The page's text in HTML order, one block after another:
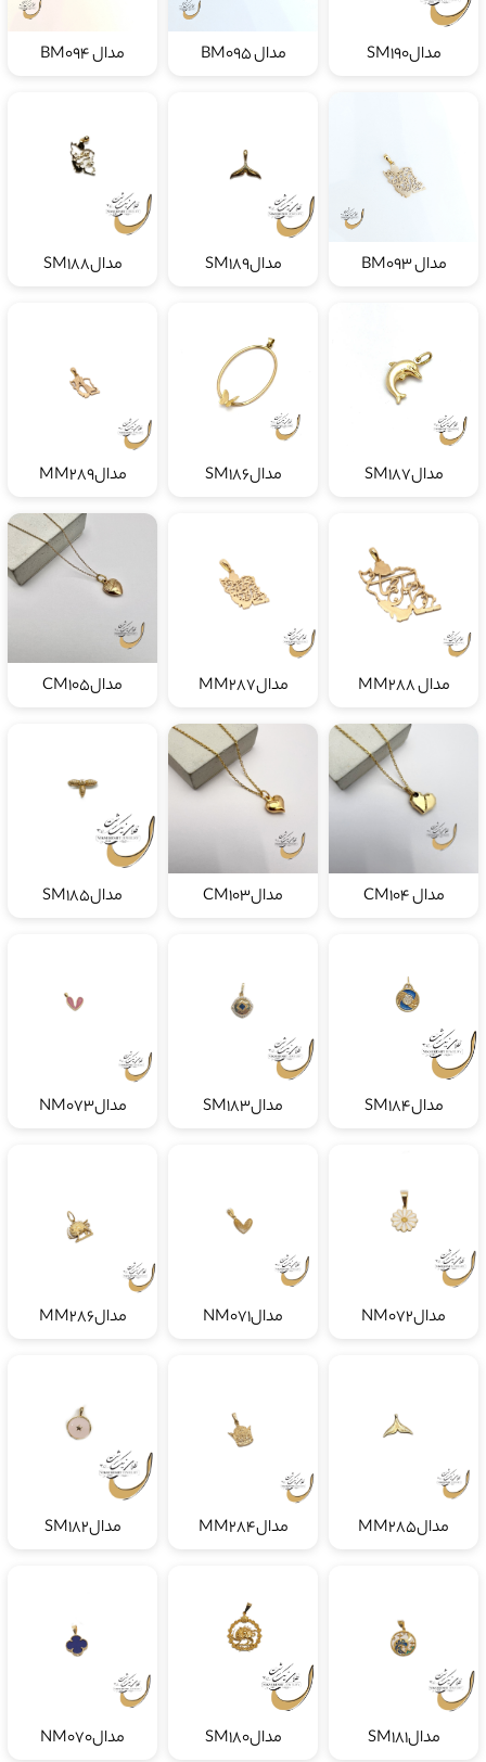
مدالSM190 مدال BM095 مدال BM094
مدال BM093 مدالSM189 مدالSM188
مدالSM187 مدالSM186 مدالMM289
مدال MM288 مدالMM287 مدالCM105
مدال CM104 مدالCM103 مدالSM185
مدالSM184 مدالSM183 مدالNM073
مدالNM072 مدالNM071 مدالMM286
مدالMM285 مدالMM284 مدالSM182
مدالSM181 مدالSM180 مدالNM070